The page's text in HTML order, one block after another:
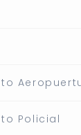
Policial